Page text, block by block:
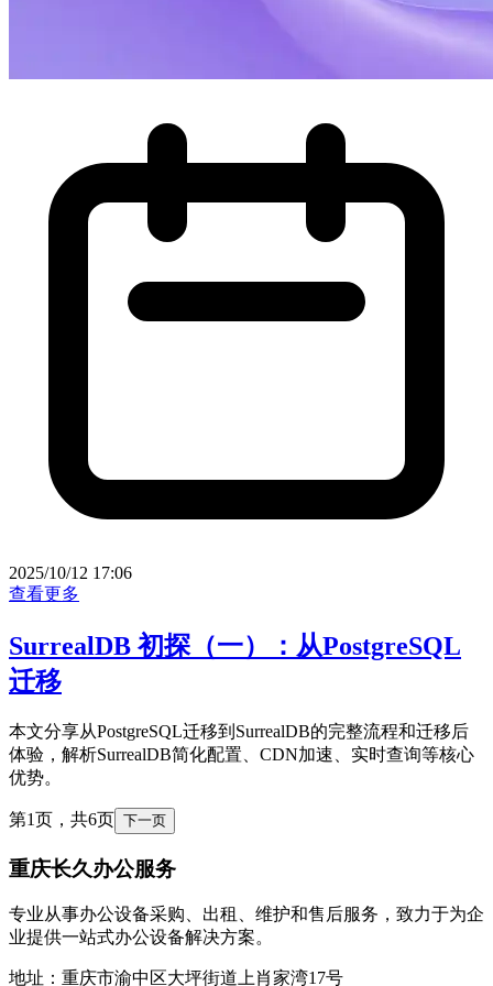
2025/10/12 17:06
查看更多
SurrealDB 初探（一）：从PostgreSQL
迁移
本文分享从PostgreSQL迁移到SurrealDB的完整流程和迁移后
体验，解析SurrealDB简化配置、CDN加速、实时查询等核心
优势。
第1页，共6页 下一页
重庆长久办公服务
专业从事办公设备采购、出租、维护和售后服务，致力于为企
业提供一站式办公设备解决方案。
地址： 重庆市渝中区大坪街道上肖家湾17号